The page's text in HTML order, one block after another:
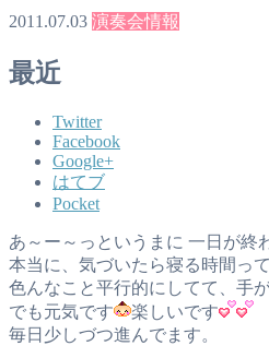
2011.07.03 演奏会情報
最近
Twitter
Facebook
Google+
はてブ
Pocket
あ～ー～っというまに 一日が終
本当に、気づいたら寝る時間って
色んなこと平行的にしてて、手
でも元気です
楽しいです
毎日少しづつ進んでます。